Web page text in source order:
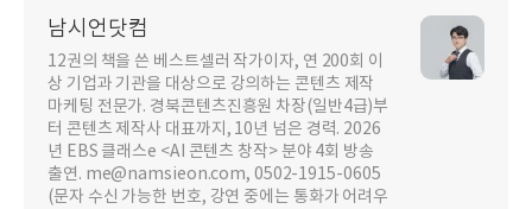
남시언닷컴
12권의 책을 쓴 베스트셀러 작가이자, 연 200회 이
상 기업과 기관을 대상으로 강의하는 콘텐츠 제작
마케팅 전문가. 경북콘텐츠진흥원 차장(일반4급)부
터 콘텐츠 제작사 대표까지, 10년 넘은 경력. 2026
년 EBS 클래스e <AI 콘텐츠 창작> 분야 4회 방송
출연. me@namsieon.com, 0502-1915-0605
(문자 수신 가능한 번호, 강연 중에는 통화가 어려우